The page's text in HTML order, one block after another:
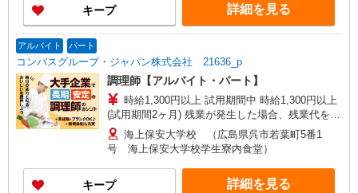
キープ 詳細を見る
アルバイト パート
コンパスグループ・ジャパン株式会社 21636_p
調理師【アルバイト・パート】
時給1,300円以上 試用期間中 時給1,300円以上
(試用期間2ヶ月) 残業が発生した場合、残業代を1
分単位で別途支給します。
海上保安大学校 （広島県呉市若葉町5番1
号 海上保安大学校学生寮内食堂）
キープ 詳細を見る